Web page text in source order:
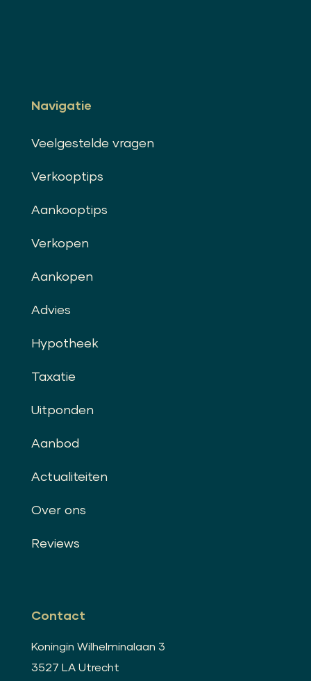
Navigatie
Veelgestelde vragen
Verkooptips
Aankooptips
Verkopen
Aankopen
Advies
Hypotheek
Taxatie
Uitponden
Aanbod
Actualiteiten
Over ons
Reviews
Contact
Koningin Wilhelminalaan 3
3527 LA Utrecht